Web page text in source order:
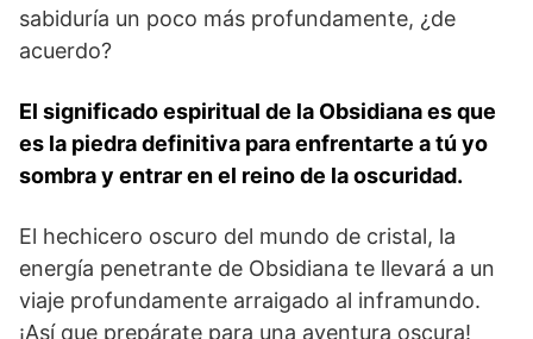
sabiduría un poco más profundamente, ¿de
acuerdo?
El significado espiritual de la Obsidiana es que
es la piedra definitiva para enfrentarte a tú yo
sombra y entrar en el reino de la oscuridad.
El hechicero oscuro del mundo de cristal, la
energía penetrante de Obsidiana te llevará a un
viaje profundamente arraigado al inframundo.
¡Así que prepárate para una aventura oscura!